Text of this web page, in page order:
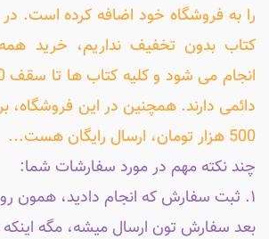
را به فروشگاه خود اضافه کرده است.
کتاب بدون تخفیف نداریم، خرید
دائمی دارند. همچنین در این فروشگاه،
500 هزار تومان، ارسال رایگان هست...
چند نکته مهم در مورد سفارشات شما:
۱. ثبت سفارش که انجام دادید، همون
بعد سفارش تون ارسال میشه، مگه